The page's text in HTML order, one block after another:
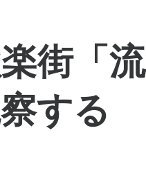
街「流
する